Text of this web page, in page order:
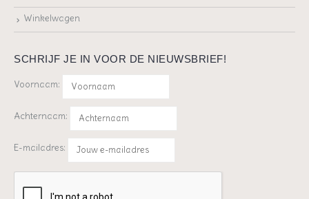
Winkelwagen
SCHRIJF JE IN VOOR DE NIEUWSBRIEF!
Voornaam:
Achternaam:
E-mailadres: